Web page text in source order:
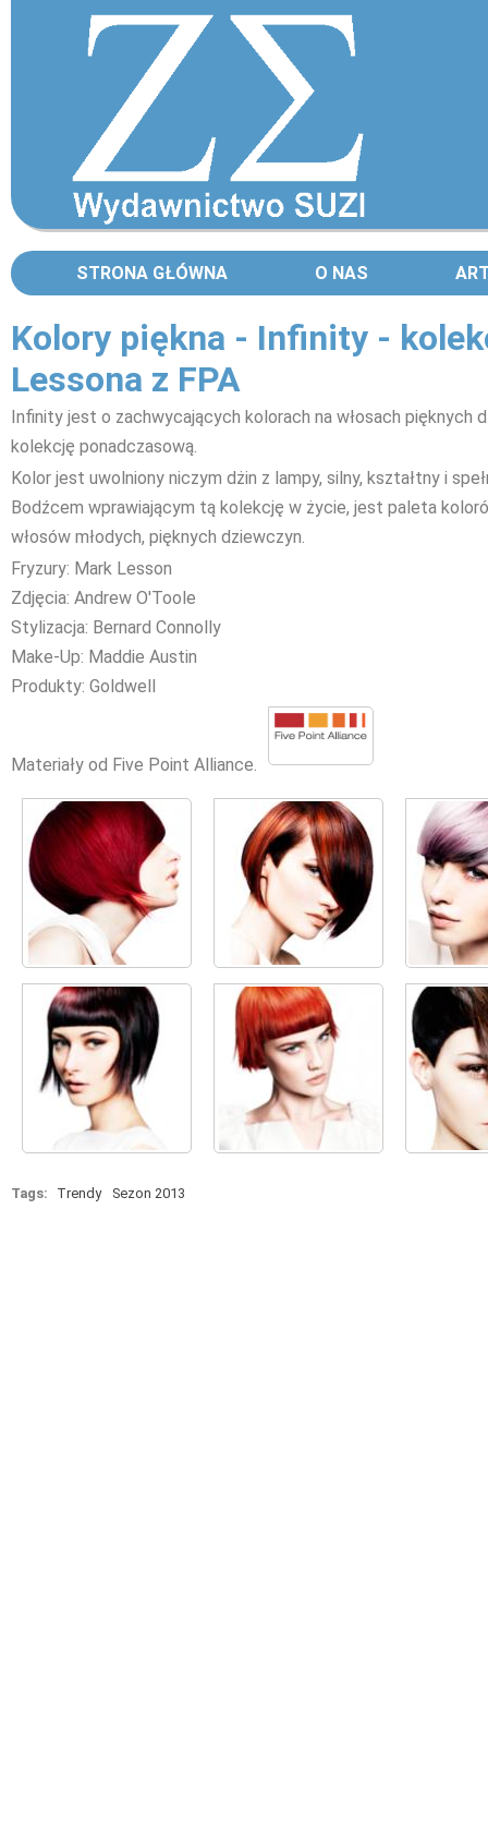
STRONA GŁÓWNA O NAS
Kolory piękna - Infinity -
Lessona z FPA
Infinity jest o zachwycających kolorach na włosach pięknych
kolekcję ponadczasową.
Kolor jest uwolniony niczym dżin z lampy, silny, kształtny i
Bodźcem wprawiającym tą kolekcję w życie, jest paleta
włosów młodych, pięknych dziewczyn.
Fryzury: Mark Lesson
Zdjęcia: Andrew O'Toole
Stylizacja: Bernard Connolly
Make-Up: Maddie Austin
Produkty: Goldwell
Materiały od Five Point Alliance.
Tags: Trendy Sezon 2013